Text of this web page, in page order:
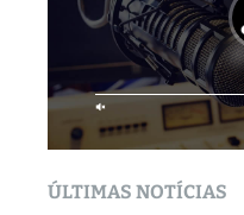
ÚLTIMAS NOTÍCIAS